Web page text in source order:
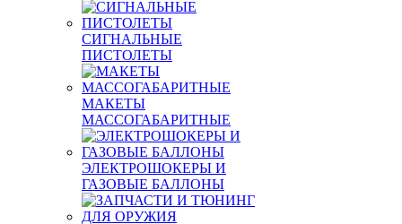
СИГНАЛЬНЫЕ
ПИСТОЛЕТЫ
МАКЕТЫ
МАССОГАБАРИТНЫЕ
ЭЛЕКТРОШОКЕРЫ И
ГАЗОВЫЕ БАЛЛОНЫ